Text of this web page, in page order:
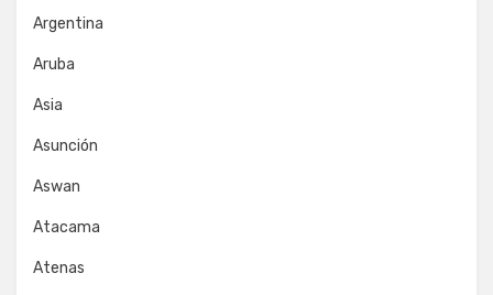
Argentina
Aruba
Asia
Asunción
Aswan
Atacama
Atenas